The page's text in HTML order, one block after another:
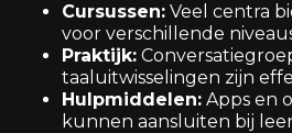
Cursussen: Veel centra
voor verschillende
Praktijk:
taaluitwisselingen zijn
Hulpmiddelen: Apps en
kunnen aansluiten bij